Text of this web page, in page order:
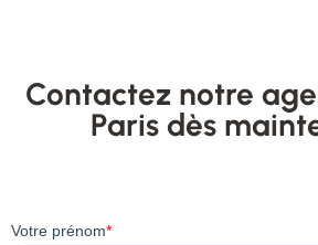
Contactez notre